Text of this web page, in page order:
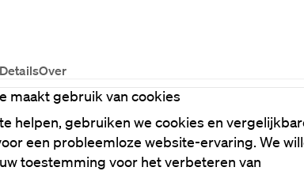
DetailsOver
maakt gebruik van cookies
helpen, gebruiken we cookies en
een probleemloze website-ervaring. We
toestemming voor het verbeteren van